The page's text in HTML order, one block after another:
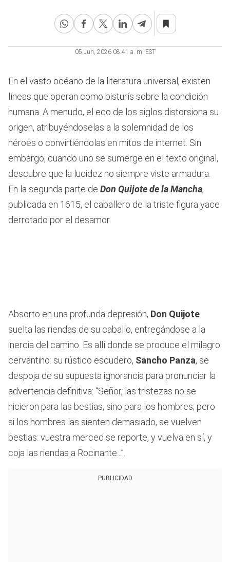
05 Jun, 2026 08:41 a. m. EST
En el vasto océano de la literatura universal, existen
líneas que operan como bisturís sobre la condición
humana. A menudo, el eco de los siglos distorsiona su
origen, atribuyéndoselas a la solemnidad de los
héroes o convirtiéndolas en mitos de internet. Sin
embargo, cuando uno se sumerge en el texto original,
descubre que la lucidez no siempre viste armadura.
En la segunda parte de Don Quijote de la Mancha,
publicada en 1615, el caballero de la triste figura yace
derrotado por el desamor.
Absorto en una profunda depresión, Don Quijote
suelta las riendas de su caballo, entregándose a la
inercia del camino. Es allí donde se produce el milagro
cervantino: su rústico escudero, Sancho Panza, se
despoja de su supuesta ignorancia para pronunciar la
advertencia definitiva: “Señor, las tristezas no se
hicieron para las bestias, sino para los hombres; pero
si los hombres las sienten demasiado, se vuelven
bestias: vuestra merced se reporte, y vuelva en sí, y
coja las riendas a Rocinante...”.
PUBLICIDAD